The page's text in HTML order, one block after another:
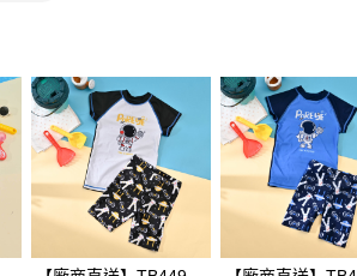
帳流程】
先享後付」後，將跳轉至「AFTEE先享後付」
並確認金額後，即可完成結帳。
收到繳費通知簡訊。
14天內，點擊此簡訊中的連結，可透過四大超商／
式進行付款，方視為交易完成。
當下不需立刻繳費，但若您需要取消訂單，請聯絡
家同意取消之訂單仍視為有效，需透過AFTEE先享
先享後付 」之結帳頁面顯示為準，若有關於
取消欲退款等相關疑問，請聯繫「AFTEE先享後付